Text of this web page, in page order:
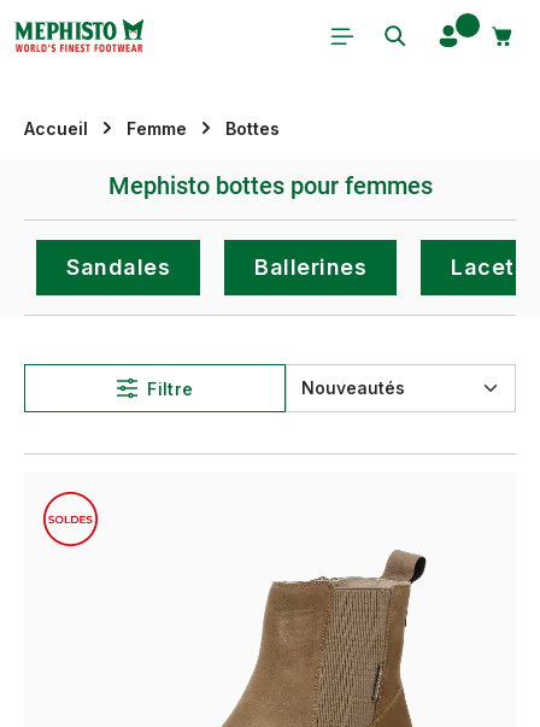
Passer au contenu principal
Accueil Femme Bottes
Mephisto bottes pour femmes
Sandales Ballerines Lacets
Filtre